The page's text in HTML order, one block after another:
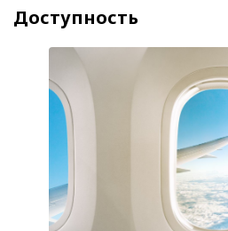
Доступность